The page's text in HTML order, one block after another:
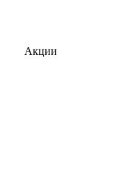
Акции